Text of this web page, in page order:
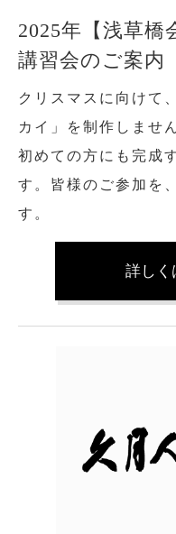
2025年【浅草橋
講習会のご案内
クリスマスに向けて
カイ」を制作しませ
初めての方にも完成
す。皆様のご参加を
す。
詳しく